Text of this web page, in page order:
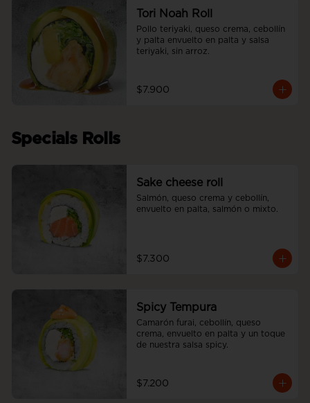
Tori Noah Roll
Pollo teriyaki, queso crema, cebollín
y palta envuelto en palta y salsa
teriyaki, sin arroz.
$7.900
Specials Rolls
Sake cheese roll
Salmón, queso crema y cebollín,
envuelto en palta, salmón o mixto.
$7.300
Spicy Tempura
Camarón furai, cebollín, queso
crema, envuelto en palta y un toque
de nuestra salsa spicy.
$7.200